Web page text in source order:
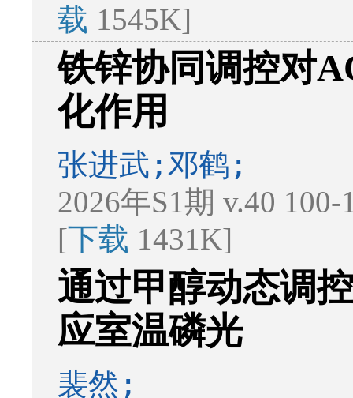
载 1545K]
铁锌协同调控对
化作用
张进武;邓鹤;
2026年S1期 v.40
[下载 1431K]
通过甲醇动态调
应室温磷光
裴然;